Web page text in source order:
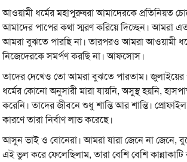
আওয়ামী ধর্মের মহাপুরুষরা আমাদেরকে প্রতিনিয়ত
আমাদের পাপের কথা স্মরণ করিয়ে দিচ্ছেন। আমরা
আমরা বুঝতে পারছি না। তারপরও আমরা আওয়ামী
নিজেদেরকে সমর্পণ করছি না। আফসোস।
তাদের দেখেও তো আমরা বুঝতে পারতাম।
ধর্মের কোনো অনুসারী মারা যায়নি, অসুস্থ হয়নি,
করেনি। তাদের জীবনে শুধু শান্তি আর শান্তি।
কারণে তারা নির্বাণ লাভ করেছে।
আসুন ভাই ও বোনেরা। আমরা যারা জেনে না জেনে,
এই ভুল করে ফেলেছিলাম, তারা বেশি বেশি কান্নাকাটি